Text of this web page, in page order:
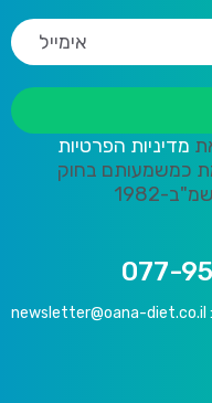
מדיניות הפרטיות
כמשמעותם בחוק
1982
newsletter@oana-